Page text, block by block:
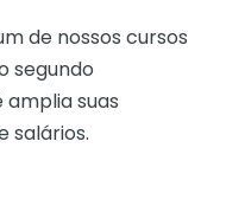
de nossos cursos
segundo
suas
salários.